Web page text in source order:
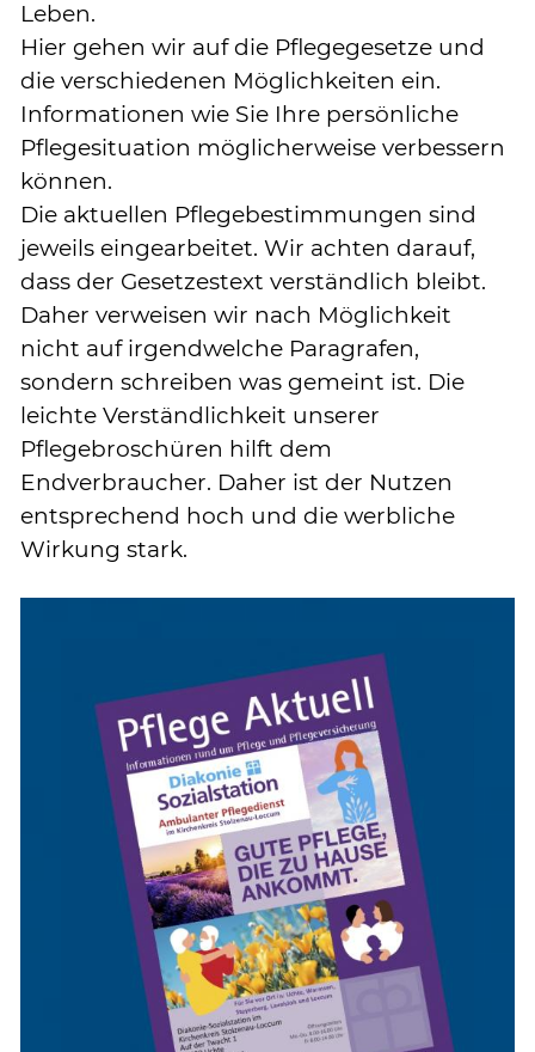
Leben.
Hier gehen wir auf die Pflegegesetze und
die verschiedenen Möglichkeiten ein.
Informationen wie Sie Ihre persönliche
Pflegesituation möglicherweise verbessern
können.
Die aktuellen Pflegebestimmungen sind
jeweils eingearbeitet. Wir achten darauf,
dass der Gesetzestext verständlich bleibt.
Daher verweisen wir nach Möglichkeit
nicht auf irgendwelche Paragrafen,
sondern schreiben was gemeint ist. Die
leichte Verständlichkeit unserer
Pflegebroschüren hilft dem
Endverbraucher. Daher ist der Nutzen
entsprechend hoch und die werbliche
Wirkung stark.